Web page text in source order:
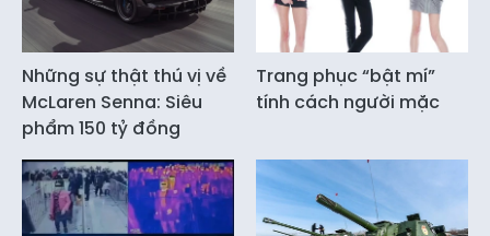
Những sự thật thú vị về
McLaren Senna: Siêu
phẩm 150 tỷ đồng
Trang phục “bật mí”
tính cách người mặc